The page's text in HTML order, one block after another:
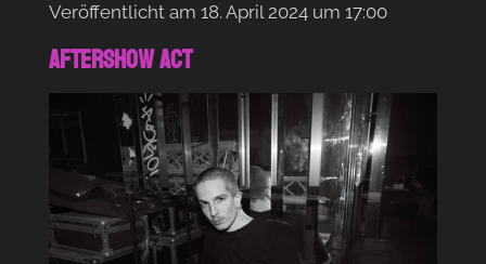
Veröffentlicht am 18. April 2024 um 17:00
AFTERSHOW ACT